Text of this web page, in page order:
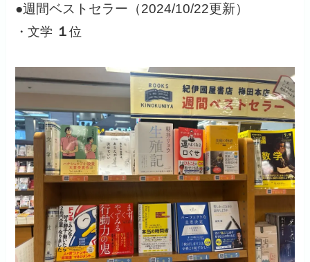
●週間ベストセラー（2024/10/22更新）
・文学 １位